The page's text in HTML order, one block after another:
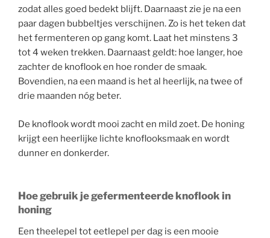
zodat alles goed bedekt blijft. Daarnaast zie je na een
paar dagen bubbeltjes verschijnen. Zo is het teken dat
het fermenteren op gang komt. Laat het minstens 3
tot 4 weken trekken. Daarnaast geldt: hoe langer, hoe
zachter de knoflook en hoe ronder de smaak.
Bovendien, na een maand is het al heerlijk, na twee of
drie maanden nóg beter.
De knoflook wordt mooi zacht en mild zoet. De honing
krijgt een heerlijke lichte knoflooksmaak en wordt
dunner en donkerder.
Hoe gebruik je gefermenteerde knoflook in
honing
Een theelepel tot eetlepel per dag is een mooie